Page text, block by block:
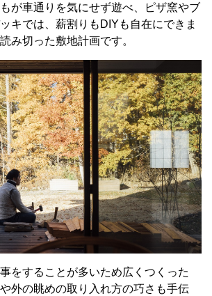
が車通りを気にせず遊べ、ピザ窯やブ
キでは、薪割りもDIYも自在にできま
み切った敷地計画です。
をすることが多いため広くつくった
外の眺めの取り入れ方の巧さも手伝